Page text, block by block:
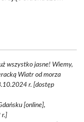
wszystko jasne! Wiemy,
Wiatr od morza
r. [dostęp
[online],
r.]